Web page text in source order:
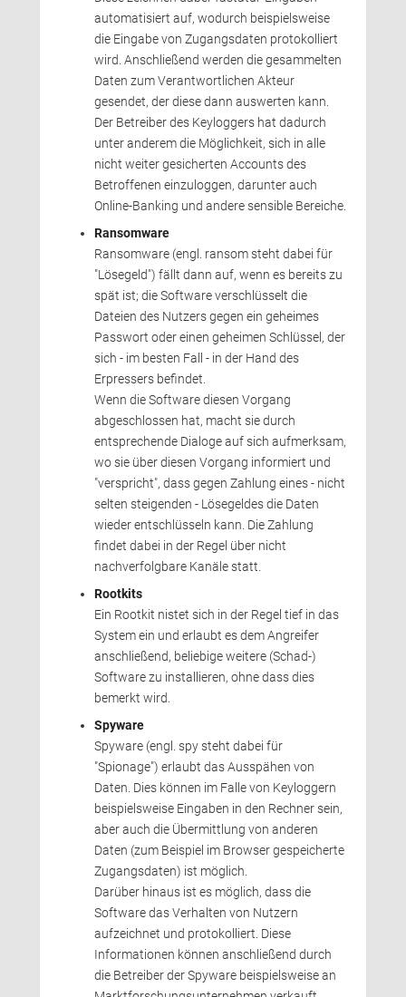
automatisiert auf, wodurch beispielsweise
die Eingabe von Zugangsdaten protokolliert
wird. Anschließend werden die gesammelten
Daten zum Verantwortlichen Akteur
gesendet, der diese dann auswerten kann.
Der Betreiber des Keyloggers hat dadurch
unter anderem die Möglichkeit, sich in alle
nicht weiter gesicherten Accounts des
Betroffenen einzuloggen, darunter auch
Online-Banking und andere sensible Bereiche.
Ransomware
Ransomware (engl. ransom steht dabei für
"Lösegeld") fällt dann auf, wenn es bereits zu
spät ist; die Software verschlüsselt die
Dateien des Nutzers gegen ein geheimes
Passwort oder einen geheimen Schlüssel, der
sich - im besten Fall - in der Hand des
Erpressers befindet.
Wenn die Software diesen Vorgang
abgeschlossen hat, macht sie durch
entsprechende Dialoge auf sich aufmerksam,
wo sie über diesen Vorgang informiert und
"verspricht", dass gegen Zahlung eines - nicht
selten steigenden - Lösegeldes die Daten
wieder entschlüsseln kann. Die Zahlung
findet dabei in der Regel über nicht
nachverfolgbare Kanäle statt.
Rootkits
Ein Rootkit nistet sich in der Regel tief in das
System ein und erlaubt es dem Angreifer
anschließend, beliebige weitere (Schad-)
Software zu installieren, ohne dass dies
bemerkt wird.
Spyware
Spyware (engl. spy steht dabei für
"Spionage") erlaubt das Ausspähen von
Daten. Dies können im Falle von Keyloggern
beispielsweise Eingaben in den Rechner sein,
aber auch die Übermittlung von anderen
Daten (zum Beispiel im Browser gespeicherte
Zugangsdaten) ist möglich.
Darüber hinaus ist es möglich, dass die
Software das Verhalten von Nutzern
aufzeichnet und protokolliert. Diese
Informationen können anschließend durch
die Betreiber der Spyware beispielsweise an